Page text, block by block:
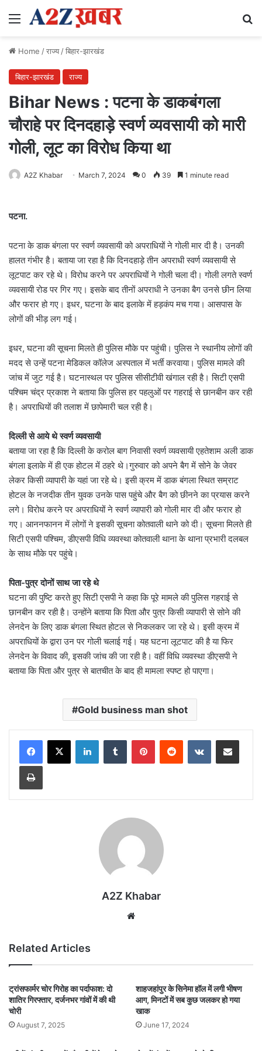
Menu
Home /राज्य/बिहार-झारखंड
बिहार-झारखंड राज्य
Bihar News : पटना के डाकबंगला
चौराहे पर दिनदहाड़े स्वर्ण व्यवसायी को मारी
गोली, लूट का विरोध किया था
A2Z Khabar March 7, 2024 0 39 1 minute read
पटना.
पटना के डाक बंगला पर स्वर्ण व्यवसायी को अपराधियों ने गोली मार दी है। उनकी
हालत गंभीर है। बताया जा रहा है कि दिनदहाड़े तीन अपराधी स्वर्ण व्यवसायी से
लूटपाट कर रहे थे। विरोध करने पर अपराधियों ने गोली चला दी। गोली लगते स्वर्ण
व्यवसायी रोड पर गिर गए। इसके बाद तीनों अपराधी ने उनका बैग उनसे छीन लिया
और फरार हो गए। इधर, घटना के बाद इलाके में हड़कंप मच गया। आसपास के
लोगों की भीड़ लग गई।
इधर, घटना की सूचना मिलते ही पुलिस मौके पर पहुंची। पुलिस ने स्थानीय लोगों की
मदद से उन्हें पटना मेडिकल कॉलेज अस्पताल में भर्ती करवाया। पुलिस मामले की
जांच में जुट गई है। घटनास्थल पर पुलिस सीसीटीवी खंगाल रही है। सिटी एसपी
पश्चिम चंद्र प्रकाश ने बताया कि पुलिस हर पहलुओं पर गहराई से छानबीन कर रही
है। अपराधियों की तलाश में छापेमारी चल रही है।
दिल्ली से आये थे स्वर्ण व्यवसायी
बताया जा रहा है कि दिल्ली के करोल बाग निवासी स्वर्ण व्यवसायी एहतेशाम अली डाक
बंगला इलाके में ही एक होटल में ठहरे थे।गुरुवार को अपने बैग में सोने के जेवर
लेकर किसी व्यापारी के यहां जा रहे थे। इसी क्रम में डाक बंगला स्थित सम्राट
होटल के नजदीक तीन युवक उनके पास पहुंचे और बैग को छीनने का प्रयास करने
लगे। विरोध करने पर अपराधियों ने स्वर्ण व्यापारी को गोली मार दी और फरार हो
गए। आननफानन में लोगों ने इसकी सूचना कोतवाली थाने को दी। सूचना मिलते ही
सिटी एसपी पश्चिम, डीएसपी विधि व्यवस्था कोतवाली थाना के थाना प्रभारी दलबल
के साथ मौके पर पहुंचे।
पिता-पुत्र दोनों साथ जा रहे थे
घटना की पुष्टि करते हुए सिटी एसपी ने कहा कि पूरे मामले की पुलिस गहराई से
छानबीन कर रही है। उन्होंने बताया कि पिता और पुत्र किसी व्यापारी से सोने की
लेनदेन के लिए डाक बंगला स्थित होटल से निकलकर जा रहे थे। इसी क्रम में
अपराधियों के द्वारा उन पर गोली चलाई गई। यह घटना लूटपाट की है या फिर
लेनदेन के विवाद की, इसकी जांच की जा रही है। वहीं विधि व्यवस्था डीएसपी ने
बताया कि पिता और पुत्र से बातचीत के बाद ही मामला स्पष्ट हो पाएगा।
Gold business man shot
LinkedInTumblr PinterestReddit VKontakteShare via Email
Print
A2Z Khabar
Related Articles
ट्रांसफार्मर चोर गिरोह का पर्दाफाश: दो
शातिर गिरफ्तार, दर्जनभर गांवों में की थी
चोरी
August 7, 2025
शाहजहांपुर के सिनेमा हॉल में लगी भीषण
आग, मिनटों में सब कुछ जलकर हो गया
खाक
June 17, 2024